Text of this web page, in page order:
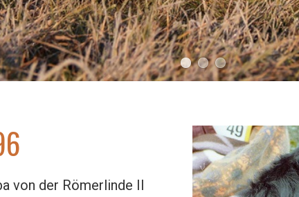
von der Römerlinde II